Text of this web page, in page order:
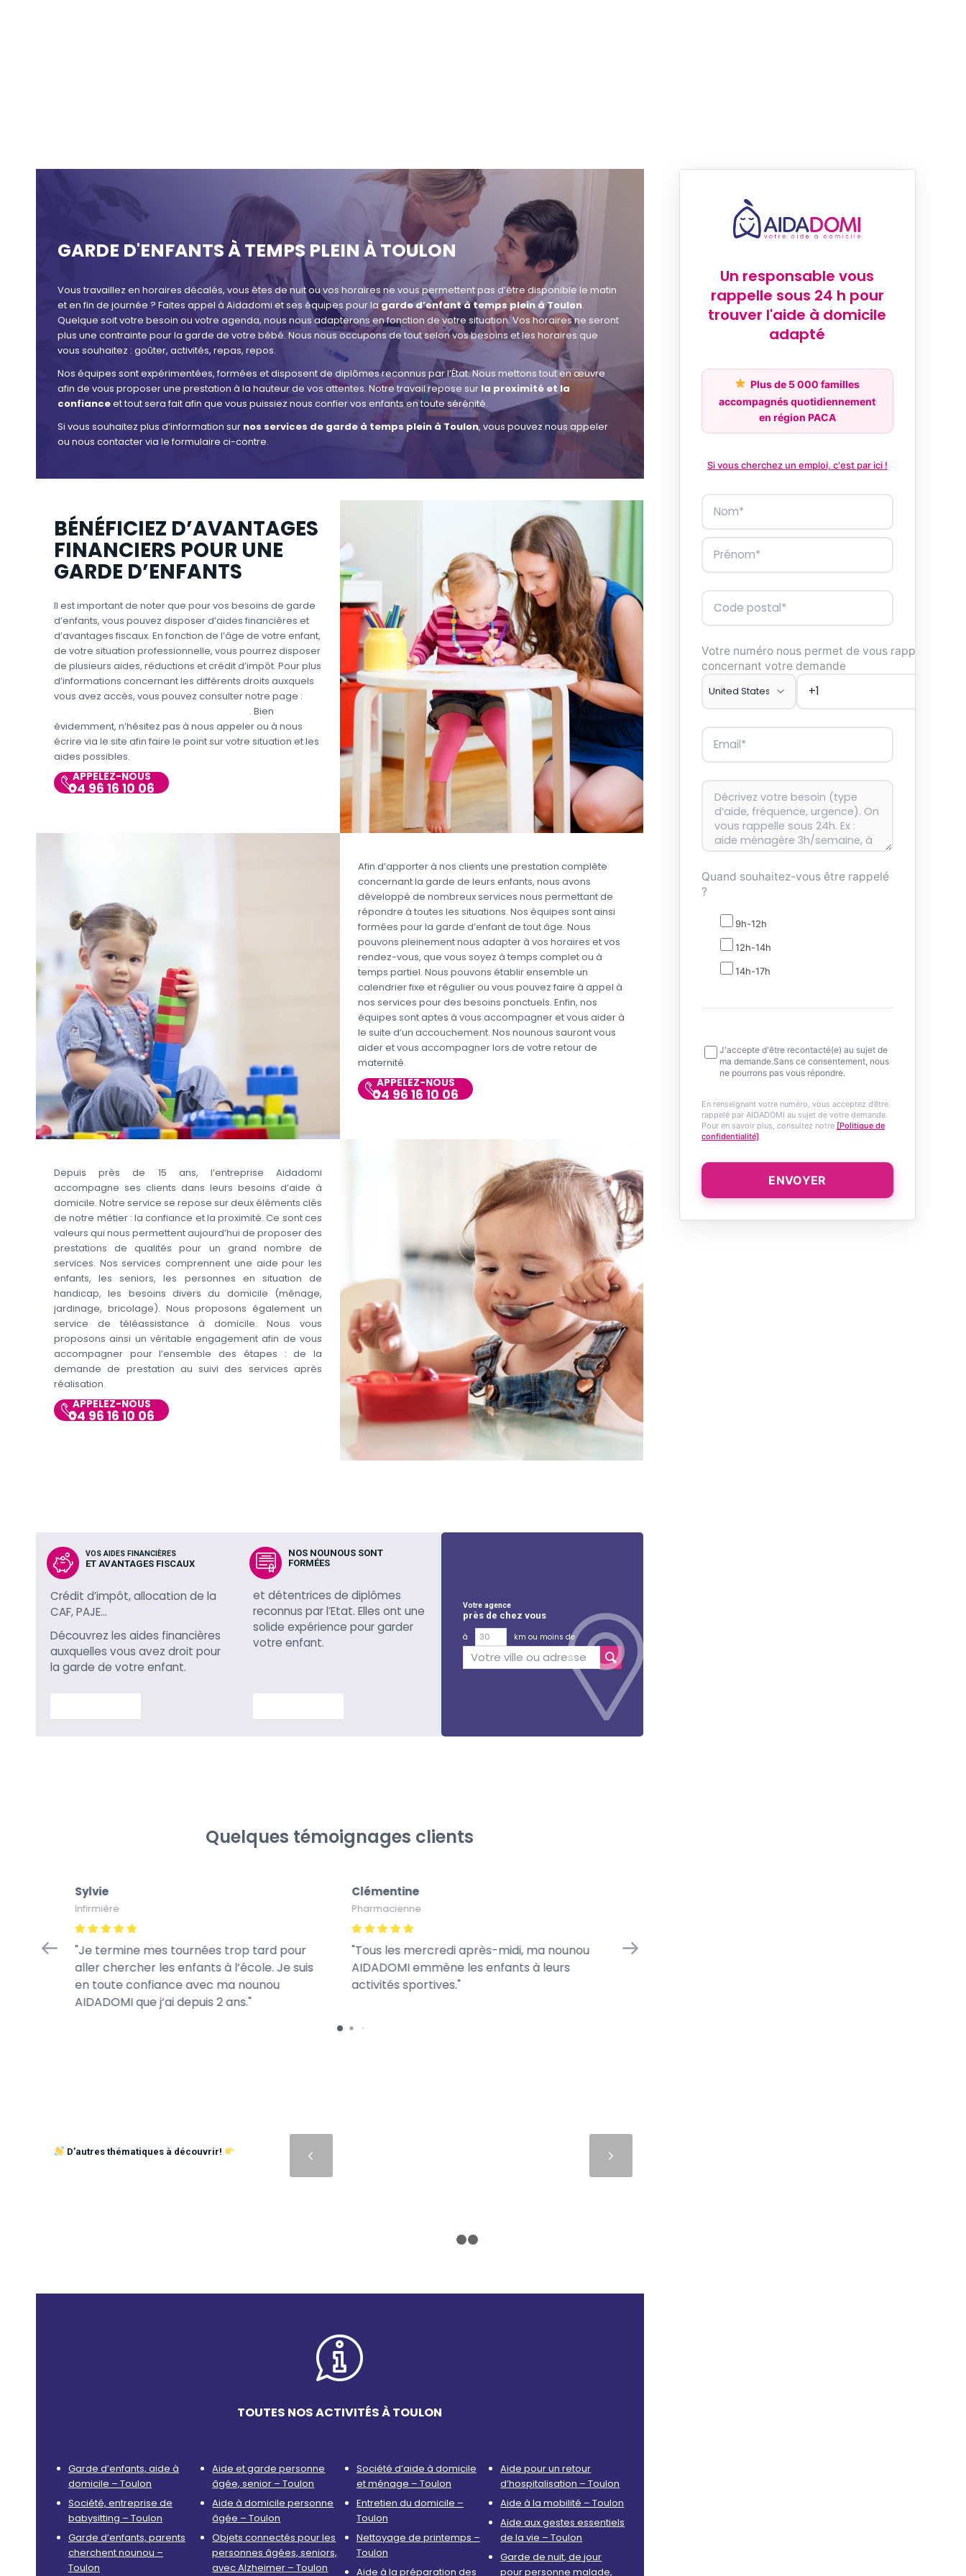
GARDE D'ENFANTS À TEMPS PLEIN À TOULON
Vous travaillez en horaires décalés, vous êtes de nuit ou vos horaires ne vous permettent pas d’être disponible le matin
et en fin de journée ? Faites appel à Aidadomi et ses équipes pour lagarde d’enfant à temps plein à Toulon.
Quelque soit votre besoin ou votre agenda, nous nous adapterons en fonction de votre situation. Vos horaires ne seront
plus une contrainte pour la garde de votre bébé. Nous nous occupons de tout selon vos besoins et les horaires que
vous souhaitez : goûter, activités, repas, repos.
Nos équipes sont expérimentées, formées et disposent de diplômes reconnus par l’État. Nous mettons tout en œuvre
afin de vous proposer une prestation à la hauteur de vos attentes. Notre travail repose sur la proximité et la
confianceet tout sera fait afin que vous puissiez nous confier vos enfants en toute sérénité.
Si vous souhaitez plus d’information sur nos services de garde à temps plein à Toulon, vous pouvez nous appeler
ou nous contacter via le formulaire ci-contre.
BÉNÉFICIEZ D’AVANTAGES
FINANCIERS POUR UNE
GARDE D’ENFANTS
Il est important de noter que pour vos besoins de garde
d’enfants, vous pouvez disposer d’aides financières et
d’avantages fiscaux. En fonction de l’âge de votre enfant,
de votre situation professionnelle, vous pourrez disposer
de plusieurs aides, réductions et crédit d’impôt. Pour plus
d’informations concernant les différents droits auxquels
vous avez accès, vous pouvez consulter notre page :
. Bien
évidemment, n’hésitez pas à nous appeler ou à nous
écrire via le site afin faire le point sur votre situation et les
aides possibles.
APPELEZ-NOUS
04 96 16 10 06
Afin d’apporter à nos clients une prestation complète
concernant la garde de leurs enfants, nous avons
développé de nombreux services nous permettant de
répondre à toutes les situations. Nos équipes sont ainsi
formées pour la garde d’enfant de tout âge. Nous
pouvons pleinement nous adapter à vos horaires et vos
rendez-vous, que vous soyez à temps complet ou à
temps partiel. Nous pouvons établir ensemble un
calendrier fixe et régulier ou vous pouvez faire à appel à
nos services pour des besoins ponctuels. Enfin, nos
équipes sont aptes à vous accompagner et vous aider à
le suite d’un accouchement. Nos nounous sauront vous
aider et vous accompagner lors de votre retour de
maternité.
APPELEZ-NOUS
04 96 16 10 06
Depuis près de 15 ans, l’entreprise Aidadomi
accompagne ses clients dans leurs besoins d’aide à
domicile. Notre service se repose sur deux éléments clés
de notre métier : la confiance et la proximité. Ce sont ces
valeurs qui nous permettent aujourd’hui de proposer des
prestations de qualités pour un grand nombre de
services. Nos services comprennent une aide pour les
enfants, les seniors, les personnes en situation de
handicap, les besoins divers du domicile (ménage,
jardinage, bricolage). Nous proposons également un
service de téléassistance à domicile. Nous vous
proposons ainsi un véritable engagement afin de vous
accompagner pour l’ensemble des étapes : de la
demande de prestation au suivi des services après
réalisation.
APPELEZ-NOUS
04 96 16 10 06
VOS AIDES FINANCIÈRES
ET AVANTAGES FISCAUX
Crédit d’impôt, allocation de la
CAF, PAJE…
Découvrez les aides financières
auxquelles vous avez droit pour
la garde de votre enfant.
NOS NOUNOUS SONT
FORMÉES
et détentrices de diplômes
reconnus par l’Etat. Elles ont une
solide expérience pour garder
votre enfant.
Votre agence
près de chez vous
à
km ou moins de
Quelques témoignages clients
Sylvie
Infirmière
Je termine mes tournées trop tard pour
aller chercher les enfants à l’école. Je suis
en toute confiance avec ma nounou
AIDADOMI que j’ai depuis 2 ans.
Clémentine
Pharmacienne
Tous les mercredi après-midi, ma nounou
AIDADOMI emmène les enfants à leurs
activités sportives.
En garde alternée, Sandrine, ma garde
D’autres thématiques à découvrir!
Précédent
TOUTES NOS ACTIVITÉS À TOULON
Garde d’enfants, aide à
domicile – Toulon
Société, entreprise de
babysitting – Toulon
Garde d’enfants, parents
cherchent nounou –
Toulon
Aide et garde personne
âgée, senior – Toulon
Aide à domicile personne
âgée – Toulon
Objets connectés pour les
personnes âgées, seniors,
avec Alzheimer – Toulon
Société d’aide à domicile
et ménage – Toulon
Entretien du domicile –
Toulon
Nettoyage de printemps –
Toulon
Aide à la préparation des
Aide pour un retour
d’hospitalisation – Toulon
Aide à la mobilité – Toulon
Aide aux gestes essentiels
de la vie – Toulon
Garde de nuit, de jour
pour personne malade,
Un responsable vous
rappelle sous 24 h pour
trouver l'aide à domicile
adapté
Plus de 5 000 familles
accompagnés quotidiennement
en région PACA
Si vous cherchez un emploi, c'est par ici !
Votre numéro nous permet de vous rappeler
concernant votre demande
Quand souhaitez-vous être rappelé
?
9h-12h
12h-14h
14h-17h
J'accepte d'être recontacté(e) au sujet de
ma demande.Sans ce consentement, nous
ne pourrons pas vous répondre.
En renseignant votre numéro, vous acceptez d’être
rappelé par AIDADOMI au sujet de votre demande.
Pour en savoir plus, consultez notre [Politique de
confidentialité]